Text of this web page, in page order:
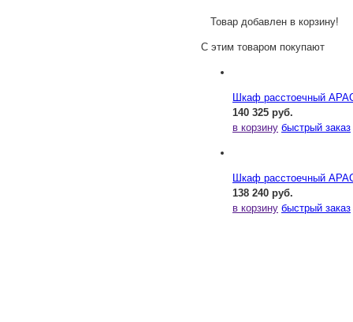
Товар добавлен в корзину!
С этим товаром покупают
Шкаф расстоечный
140 325 руб.
в корзину быстрый заказ
Шкаф расстоечный
138 240 руб.
в корзину быстрый заказ